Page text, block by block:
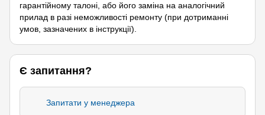
гарантійному талоні, або його заміна на аналогічний
прилад в разі неможливості ремонту (при дотриманні
умов, зазначених в інструкції).
Є запитання?
Запитати у менеджера